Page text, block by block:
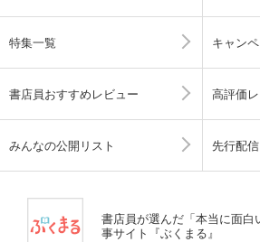
特集一覧 キャン
書店員おすすめレビュー 高評価
みんなの公開リスト 先行配信
書店員が選んだ「本当に面
事サイト『ぶくまる』